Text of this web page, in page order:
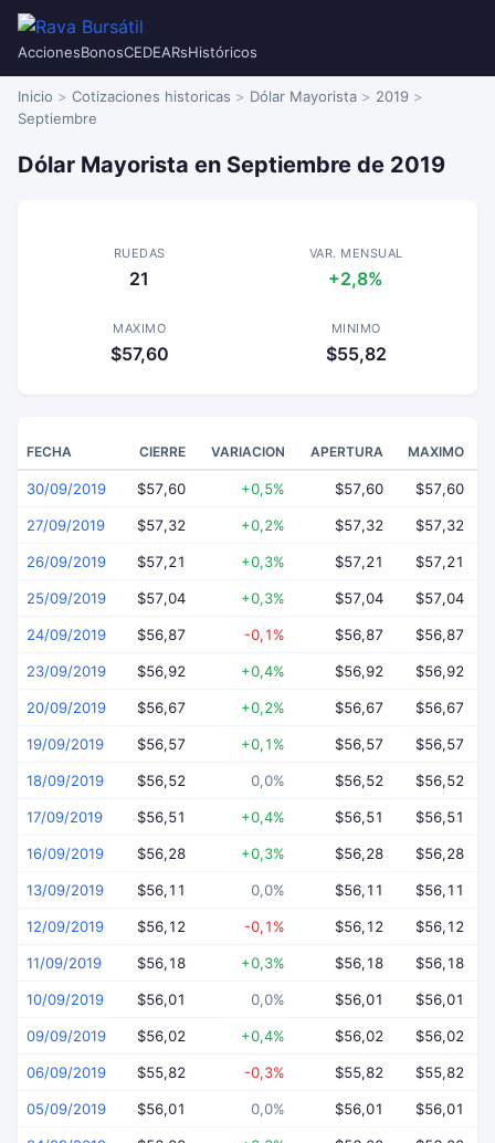
AccionesBonosCEDEARsHistóricos
Inicio Cotizaciones historicas Dólar Mayorista
2019
Septiembre
Dólar Mayorista en Septiembre de 2019
RUEDAS
21
VAR. MENSUAL
+2,8%
MAXIMO
$57,60
MINIMO
$55,82
FECHA CIERRE VARIACION APERTURA MAXIMO
30/09/2019 $57,60 +0,5% $57,60 $57,60
27/09/2019 $57,32 +0,2% $57,32 $57,32
26/09/2019 $57,21 +0,3% $57,21 $57,21
25/09/2019 $57,04 +0,3% $57,04 $57,04
24/09/2019 $56,87 -0,1% $56,87 $56,87
23/09/2019 $56,92 +0,4% $56,92 $56,92
20/09/2019 $56,67 +0,2% $56,67 $56,67
19/09/2019 $56,57 +0,1% $56,57 $56,57
18/09/2019 $56,52 0,0% $56,52 $56,52
17/09/2019 $56,51 +0,4% $56,51 $56,51
16/09/2019 $56,28 +0,3% $56,28 $56,28
13/09/2019 $56,11 0,0% $56,11 $56,11
12/09/2019 $56,12 -0,1% $56,12 $56,12
11/09/2019 $56,18 +0,3% $56,18 $56,18
10/09/2019 $56,01 0,0% $56,01 $56,01
09/09/2019 $56,02 +0,4% $56,02 $56,02
06/09/2019 $55,82 -0,3% $55,82 $55,82
05/09/2019 $56,01 0,0% $56,01 $56,01